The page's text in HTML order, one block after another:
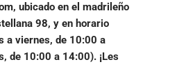
ubicado en el madrileño
98, y en horario
a viernes, de 10:00 a
de 10:00 a 14:00). ¡Les